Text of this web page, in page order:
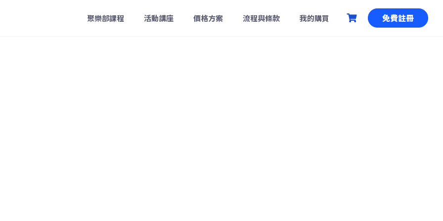
聚樂部課程 活動講座 價格方案 流程與條款 我的購買 免費註冊